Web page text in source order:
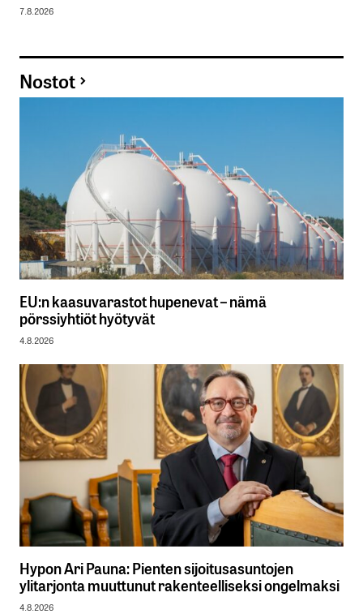
7.8.2026
Nostot
EU:n kaasuvarastot hupenevat – nämä
pörssiyhtiöt hyötyvät
4.8.2026
Hypon Ari Pauna: Pienten sijoitusasuntojen
ylitarjonta muuttunut rakenteelliseksi ongelmaksi
4.8.2026